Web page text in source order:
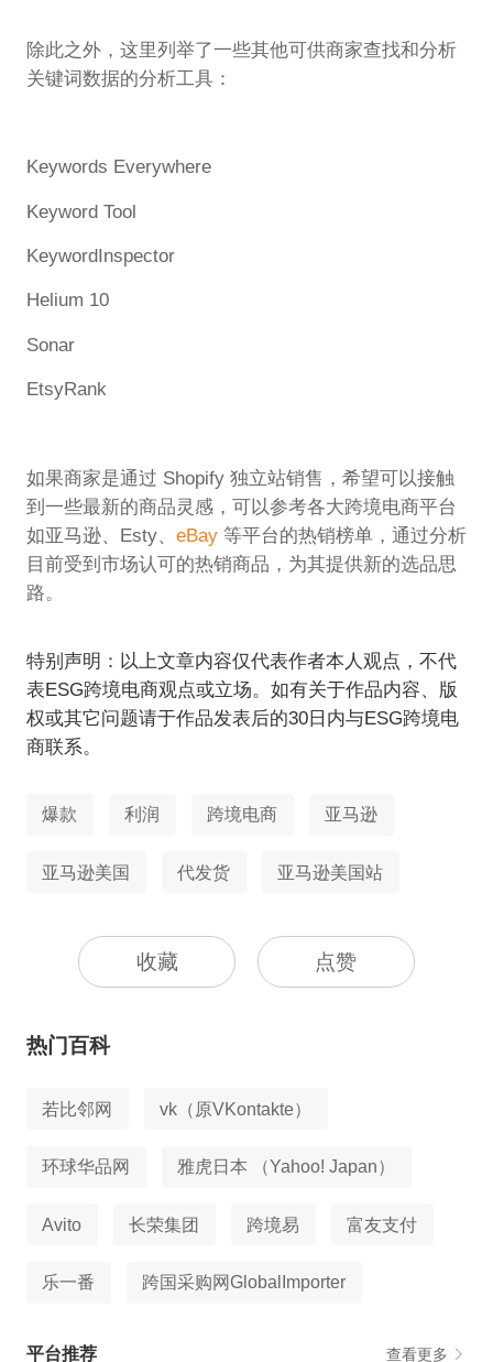
除此之外，这里列举了一些其他可供商家查找和分析
关键词数据的分析工具：
Keywords Everywhere
Keyword Tool
KeywordInspector
Helium 10
Sonar
EtsyRank
如果商家是通过 Shopify 独立站销售，希望可以接触
到一些最新的商品灵感，可以参考各大跨境电商平台
如亚马逊、Esty、 eBay等平台的热销榜单，通过分析
目前受到市场认可的热销商品，为其提供新的选品思
路。
特别声明：以上文章内容仅代表作者本人观点，不代
表ESG跨境电商观点或立场。如有关于作品内容、版
权或其它问题请于作品发表后的30日内与ESG跨境电
商联系。
爆款 利润 跨境电商 亚马逊
亚马逊美国 代发货 亚马逊美国站
收藏 点赞
热门百科
若比邻网 vk（原VKontakte）
环球华品网 雅虎日本 （Yahoo! Japan）
Avito 长荣集团 跨境易 富友支付
乐一番 跨国采购网GlobalImporter
平台推荐 查看更多